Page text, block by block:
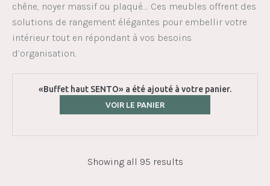
chêne, noyer massif ou plaqué…. Ces meubles offrent des
solutions de rangement élégantes pour embellir votre
intérieur tout en répondant à vos besoins
d’organisation..
«Buffet haut SENTO» a été ajouté à votre panier.
VOIR LE PANIER
Showing all 95 results